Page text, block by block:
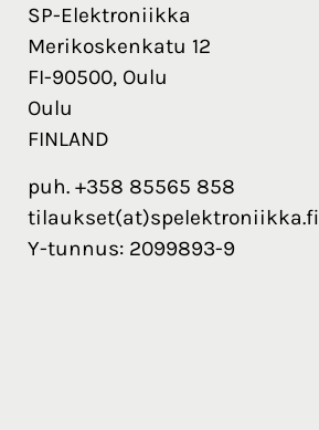
SP-Elektroniikka
Merikoskenkatu 12
FI-90500, Oulu
Oulu
FINLAND
puh. +358 85565 858
tilaukset(at)spelektroniikka.fi
Y-tunnus: 2099893-9